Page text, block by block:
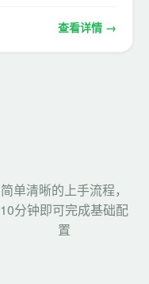
查看详情 →
简单清晰的上手流程，
10分钟即可完成基础配
置